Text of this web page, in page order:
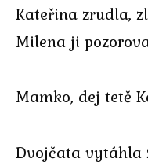
Kateřina zrudla,
Milena ji
Mamko, dej tetě
Dvojčata vytáhla